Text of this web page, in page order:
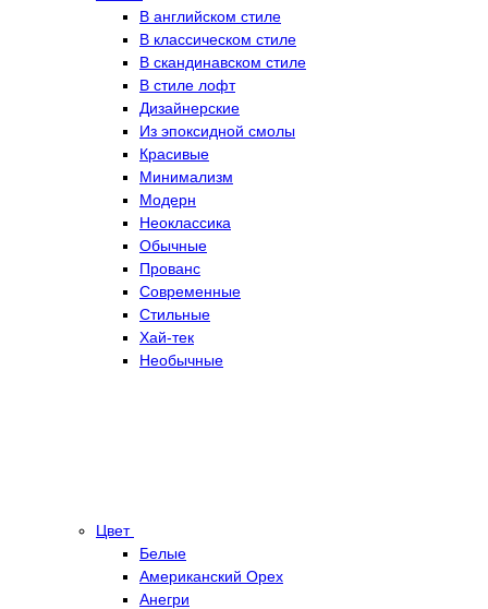
В английском стиле
В классическом стиле
В скандинавском стиле
В стиле лофт
Дизайнерские
Из эпоксидной смолы
Красивые
Минимализм
Модерн
Неоклассика
Обычные
Прованс
Современные
Стильные
Хай-тек
Необычные
Цвет
Белые
Американский Орех
Анегри